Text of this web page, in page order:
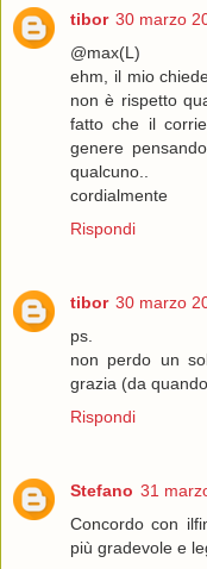
tibor 30 marzo
@max(L)
ehm, il mio
non è rispetto
fatto che il
genere
qualcuno..
cordialmente
Rispondi
tibor 30 marzo
ps.
non perdo un
grazia (da
Rispondi
Stefano 31
Concordo con
più gradevole e